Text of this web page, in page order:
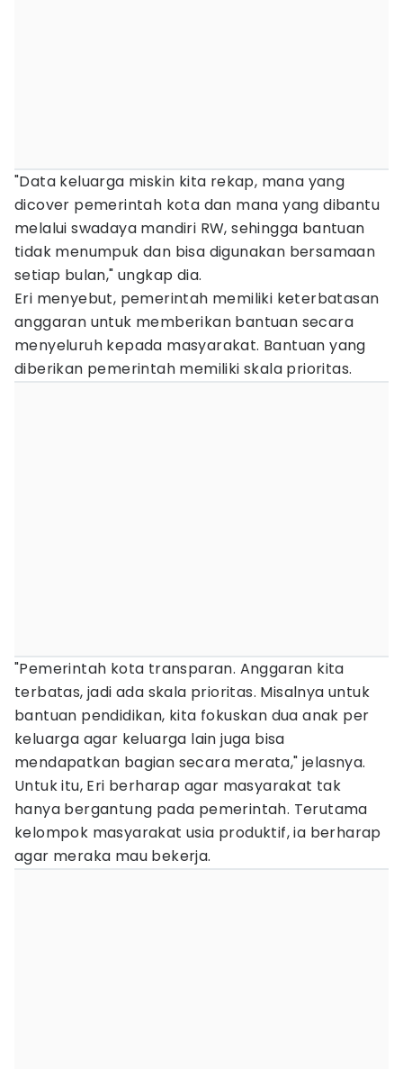
"Data keluarga miskin kita rekap, mana yang
dicover pemerintah kota dan mana yang dibantu
melalui swadaya mandiri RW, sehingga bantuan
tidak menumpuk dan bisa digunakan bersamaan
setiap bulan," ungkap dia.
Eri menyebut, pemerintah memiliki keterbatasan
anggaran untuk memberikan bantuan secara
menyeluruh kepada masyarakat. Bantuan yang
diberikan pemerintah memiliki skala prioritas.
"Pemerintah kota transparan. Anggaran kita
terbatas, jadi ada skala prioritas. Misalnya untuk
bantuan pendidikan, kita fokuskan dua anak per
keluarga agar keluarga lain juga bisa
mendapatkan bagian secara merata," jelasnya.
Untuk itu, Eri berharap agar masyarakat tak
hanya bergantung pada pemerintah. Terutama
kelompok masyarakat usia produktif, ia berharap
agar meraka mau bekerja.